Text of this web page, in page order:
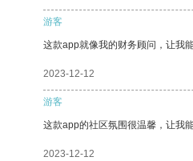
游客
这款app就像我的财务顾问，让我
2023-12-12
游客
这款app的社区氛围很温馨，让我
2023-12-12